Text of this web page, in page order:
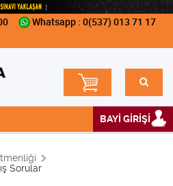
Whatsapp : 0(537) 013 71 17
BAYİ GİRİŞİ
Sorular